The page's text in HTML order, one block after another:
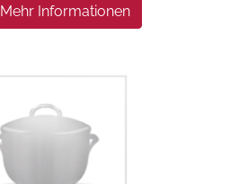
Mehr Informationen